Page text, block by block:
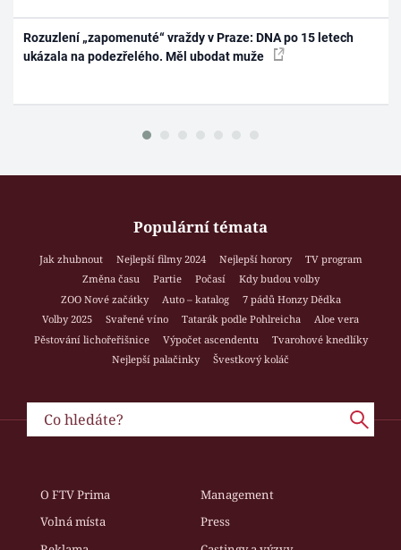
Rozuzlení „zapomenuté“ vraždy v Praze: DNA po 15 letech
ukázala na podezřelého. Měl ubodat muže
Populární témata
Jak zhubnout Nejlepší filmy 2024 Nejlepší horory
TV program
Změna času
Partie Počasí
Kdy budou volby
ZOO Nové začátky
Auto – katalog
7 pádů Honzy Dědka
Volby 2025
Svařené víno Tatarák podle Pohlreicha
Aloe vera
Pěstování lichořeřišnice
Výpočet ascendentu
Tvarohové knedlíky
Nejlepší palačinky
Švestkový koláč
O FTV Prima
Management
Volná místa
Press